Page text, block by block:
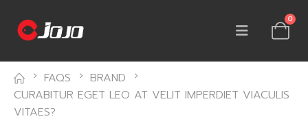
0
FAQS
BRAND
CURABITUR EGET LEO AT VELIT IMPERDIET VIACULIS
VITAES?